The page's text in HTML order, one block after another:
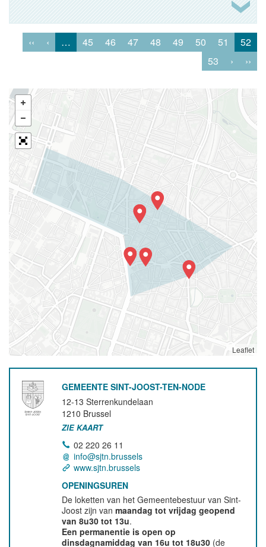
‹‹ ‹ … 45 46 47 48 49 50 51
52
53
› ››
Leaflet
GEMEENTE SINT-JOOST-TEN-NODE
12-13 Sterrenkundelaan
1210 Brussel
ZIE KAART
02 220 26 11
info@sjtn.brussels
www.sjtn.brussels
OPENINGSUREN
De loketten van het Gemeentebestuur van Sint-
Joost zijn vanmaandag tot vrijdag geopend
van 8u30 tot 13u.
Een permanentie is open op
dinsdagnamiddag van 16u tot 18u30 (de